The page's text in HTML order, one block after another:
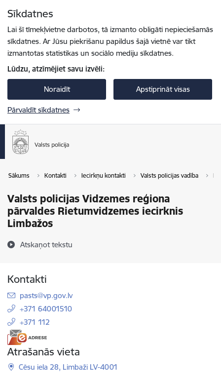
Sīkdatnes
Lai šī tīmekļvietne darbotos, tā izmanto obligāti nepieciešamās
sīkdatnes. Ar Jūsu piekrišanu papildus šajā vietnē var tikt
izmantotas statistikas un sociālo mediju sīkdatnes.
Lūdzu, atzīmējiet savu izvēli:
Noraidīt Apstiprināt visas
Pārvaldīt sīkdatnes
Sākums Kontakti Iecirkņu kontakti Valsts policijas vadība
Valsts policijas Vidzemes reģiona
pārvaldes Rietumvidzemes iecirknis
Limbažos
Atskaņot tekstu
Kontakti
E-pasts:
pasts@vp.gov.lv
+371 64001510
+371 112
Atrašanās vieta
Cēsu iela 28, Limbaži LV-4001